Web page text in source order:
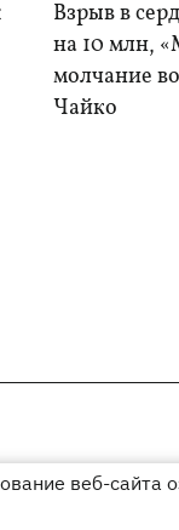
Взрыв в
на 10 млн,
молчание
Чайко
веб-сайта